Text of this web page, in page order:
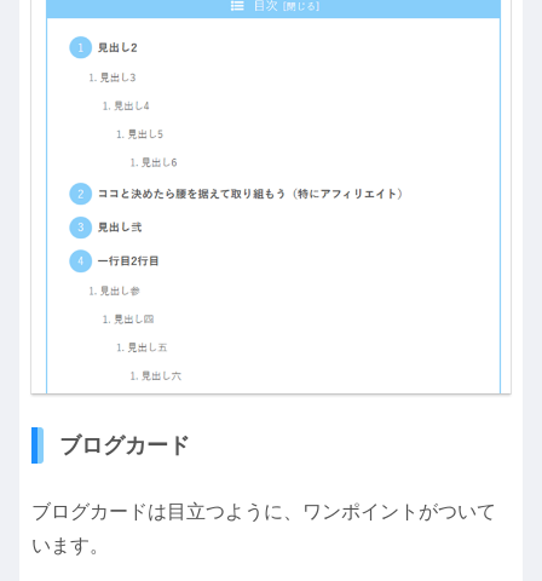
ブログカード
ブログカードは目立つように、ワンポイントがついて
います。